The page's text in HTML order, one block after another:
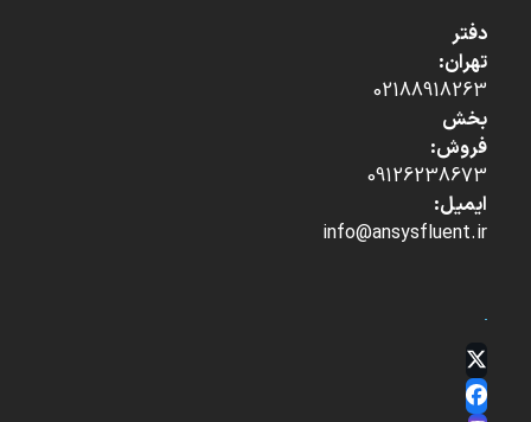
دفتر
تهران:
02188918263
بخش
فروش:
09126238673
ایمیل:
info@ansysfluent.ir
Twitter
(deprecated)
Facebook